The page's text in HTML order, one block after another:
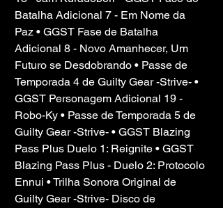
Batalha Adicional 7 - Em Nome da
Paz • GGST Fase de Batalha
Adicional 8 - Novo Amanhecer, Um
Futuro se Desdobrando • Passe de
Temporada 4 de Guilty Gear -Strive- •
GGST Personagem Adicional 19 -
Robo-Ky • Passe de Temporada 5 de
Guilty Gear -Strive- • GGST Blazing
Pass Plus Duelo 1: Reignite • GGST
Blazing Pass Plus - Duelo 2: Protocolo
Ennui • Trilha Sonora Original de
Guilty Gear -Strive- Disco de